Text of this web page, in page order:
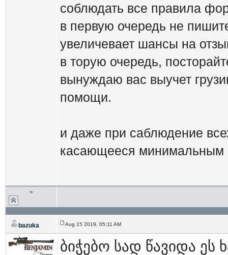
соблюдать все правила
в первую очередь не
увеличевает шансы на
в торую очередь,
вынуждаю вас выучет
помощи.
и даже при саблюдение
касающееся минимальным
>
bazuka Aug 15 2019, 05:11 AM
ბიჭებო სად წავიდა